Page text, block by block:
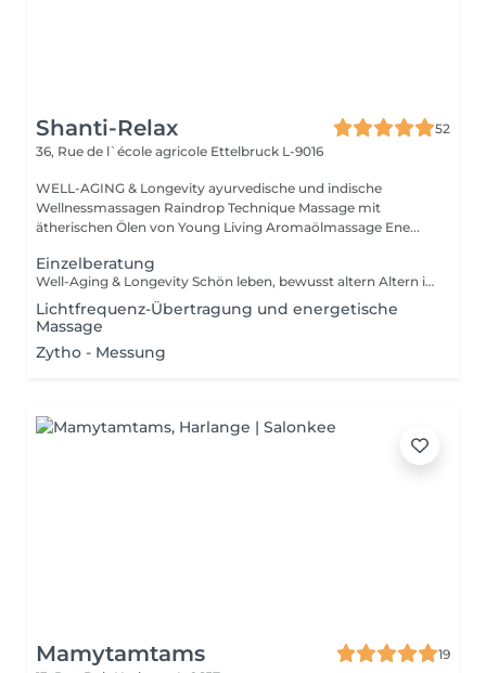
Shanti-Relax
52
36, Rue de l`école agricole Ettelbruck L-9016
WELL-AGING & Longevity ayurvedische und indische
Wellnessmassagen Raindrop Technique Massage mit
ätherischen Ölen von Young Living Aromaölmassage Ene...
Einzelberatung
Well-Aging & Longevity Schön leben, bewusst altern Altern ist kein Rückschritt es ist ein natürlicher Wandel, den wir mit Achtsamkeit und Lebensfreude gestalten können. Well-Aging bedeutet, den eigenen Körper zu verstehen, ihn zu unterstützen und mit ihm in Harmonie zu leben Tag für Tag, Jahr für Jahr. Dein Weg beginnt hier Ob du erste Zeichen der Hautalterung spürst, deinen Schlaf verbessern möchtest oder einfach mehr Energie im Alltag suchst Ich begleite dich mit Herz, Wissen und maßgeschneiderten Lösungen. Denn die besten Jahre sind nicht vorbei sie beginnen genau jetzt.
Lichtfrequenz-Übertragung und energetische
Massage
Zytho - Messung
Mamytamtams
19